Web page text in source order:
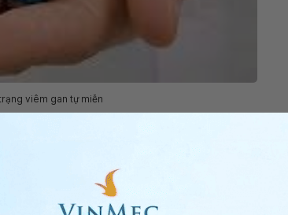
viêm gan tự miễn
như thế nào?
chứng gì. Các rối loạn thường được phát
khám sức khỏe.